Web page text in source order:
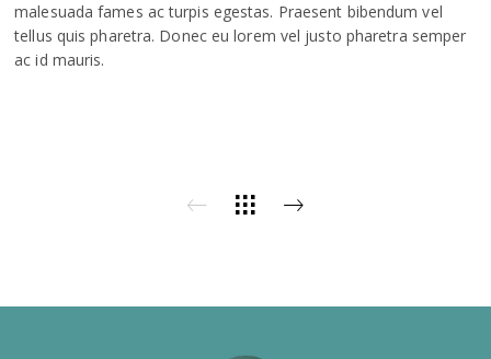
malesuada fames ac turpis egestas. Praesent bibendum vel
tellus quis pharetra. Donec eu lorem vel justo pharetra semper
ac id mauris.